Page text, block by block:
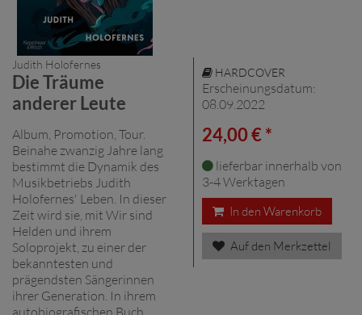
Judith Holofernes
Die Träume
anderer Leute
Album, Promotion, Tour.
Beinahe zwanzig Jahre lang
bestimmt die Dynamik des
Musikbetriebs Judith
Holofernes' Leben. In dieser
Zeit wird sie, mit Wir sind
Helden und ihrem
Soloprojekt, zu einer der
bekanntesten und
prägendsten Sängerinnen
ihrer Generation. In ihrem
autobiografischen Buch ...
HARDCOVER
Erscheinungsdatum:
08.09.2022
24,00 € *
lieferbar innerhalb von
3-4 Werktagen
In den Warenkorb
Auf den Merkzettel